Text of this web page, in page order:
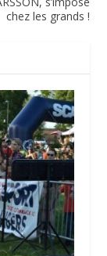
chez les grands !